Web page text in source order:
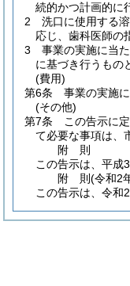
続的かつ計画的に
2
洗口に使用する
応じ、歯科医師の
3
事業の実施に当
に基づき行うもの
(費用)
第6条
事業の実施
(その他)
第7条
この告示に
て必要な事項は、
附 則
この告示は、平成
附 則(令和2
この告示は、令和